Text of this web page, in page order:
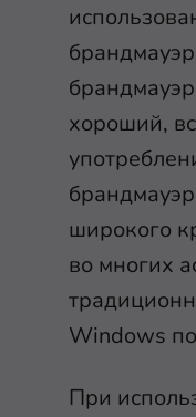
хороший,
широкого
во многих
Windows
При